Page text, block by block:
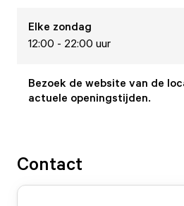
Elke zondag
12:00 - 22:00 uur
Bezoek de website van de
actuele openingstijden.
Contact